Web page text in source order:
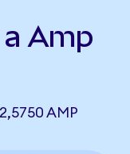
Amp
AMP